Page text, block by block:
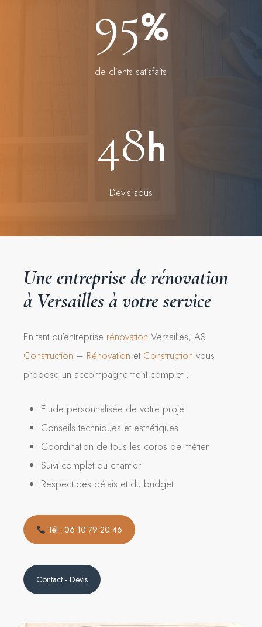
95%
de clients satisfaits
48h
Devis sous
Une entreprise de rénovation
à Versailles à votre service
En tant qu’entreprise rénovation Versailles, AS
Construction – Rénovation et Construction vous
propose un accompagnement complet :
Étude personnalisée de votre projet
Conseils techniques et esthétiques
Coordination de tous les corps de métier
Suivi complet du chantier
Respect des délais et du budget
Tél : 06 10 79 20 46
Contact - Devis